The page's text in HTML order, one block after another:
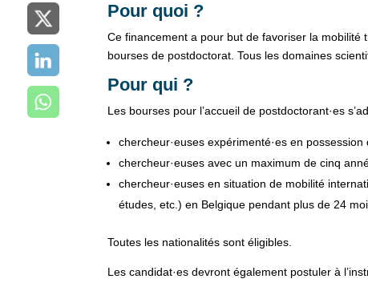
Pour quoi ?
Ce financement a pour but de favoriser la mobilité
bourses de postdoctorat. Tous les domaines
Pour qui ?
Les bourses pour l’accueil de postdoctorant·es
chercheur·euses expérimenté·es en
chercheur·euses avec un maximum de cinq
chercheur·euses en situation de mobilité
études, etc.) en Belgique pendant plus de 24
Toutes les nationalités sont éligibles.
Les candidat·es devront également postuler à